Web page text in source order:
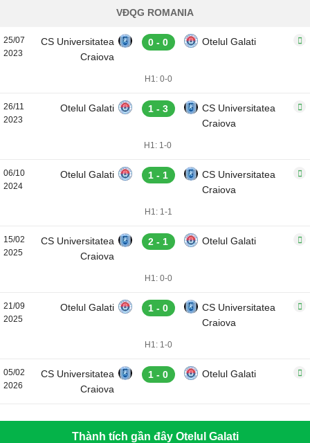
VĐQG ROMANIA
25/07
2023
CS Universitatea
Craiova
0 - 0 Otelul Galati
H1: 0-0
26/11
2023
Otelul Galati 1 - 3
CS Universitatea
Craiova
H1: 1-0
06/10
2024
Otelul Galati 1 - 1
CS Universitatea
Craiova
H1: 1-1
15/02
2025
CS Universitatea
Craiova
2 - 1 Otelul Galati
H1: 0-0
21/09
2025
Otelul Galati 1 - 0
CS Universitatea
Craiova
H1: 1-0
05/02
2026
CS Universitatea
Craiova
1 - 0 Otelul Galati
Thành tích gần đây Otelul Galati